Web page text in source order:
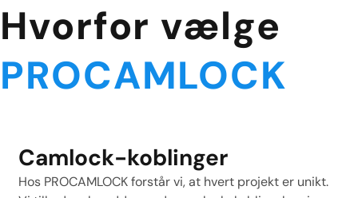
Hvorfor vælge
PROCAMLOCK
Camlock-koblinger
Hos PROCAMLOCK forstår vi, at hvert projekt er unikt.